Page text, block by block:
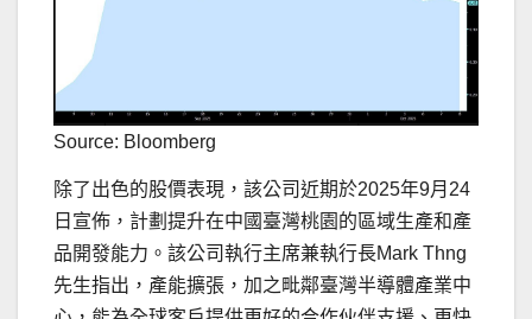
Source: Bloomberg
除了出色的股價表現，該公司近期於2025年9月24
日宣佈，計劃提升在中國臺灣桃園的區域生產和產
品開發能力。該公司執行主席兼執行長Mark Thng
先生指出，產能擴張，加之毗鄰臺灣半導體產業中